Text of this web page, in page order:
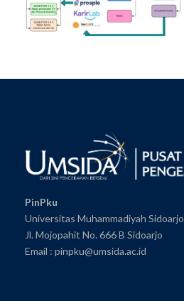
PinPku
Universitas Muhammadiyah Sidoarjo
Jl. Mojopahit No. 666 B Sidoarjo
Email : pinpku@umsida.ac.id